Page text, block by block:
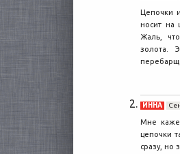
Цепочки
носит на
Жаль,
золота.
ИННА
Мне
цепочки
сразу, но